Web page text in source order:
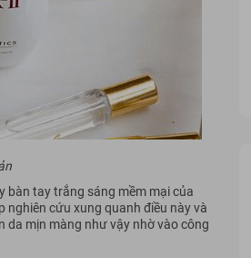
bàn tay trắng sáng mềm mại của
nghiên cứu xung quanh điều này và
da mịn màng như vậy nhờ vào công